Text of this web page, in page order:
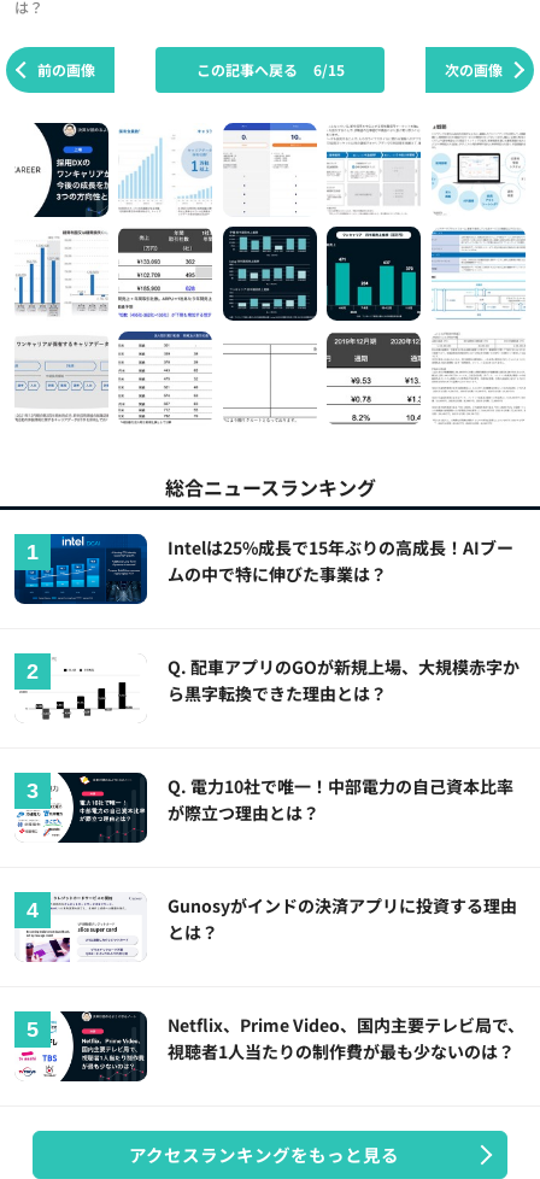
は？
前の画像 次の画像
この記事へ戻る 6/15
総合ニュースランキング
Intelは25%成長で15年ぶりの高成長！AIブー
ムの中で特に伸びた事業は？
Q. 配車アプリのGOが新規上場、大規模赤字か
ら黒字転換できた理由とは？
Q. 電力10社で唯一！中部電力の自己資本比率
が際立つ理由とは？
Gunosyがインドの決済アプリに投資する理由
とは？
Netflix、Prime Video、国内主要テレビ局で、
視聴者1人当たりの制作費が最も少ないのは？
アクセスランキングをもっと見る